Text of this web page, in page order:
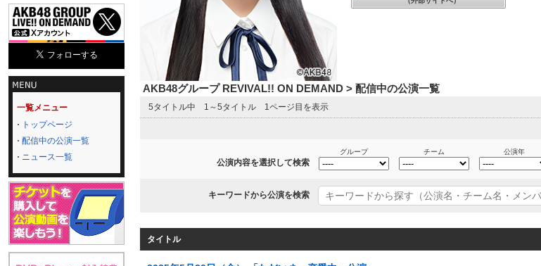
一覧メニュー
トップページ
配信中の公演一覧
ニュース一覧
AKB48グループ REVIVAL!! ON DEMAND > 配信中の公演一覧
5タイトル中 1～5タイトル 1ページ目を表示
公演内容を選択して検索
グループ チーム 公演年
キーワードから公演を検索
タイトル